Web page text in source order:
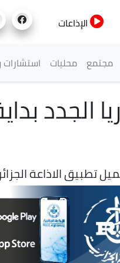
الإذاعات
مجتمع محليات
الجدد
تطبيق الاذاعة